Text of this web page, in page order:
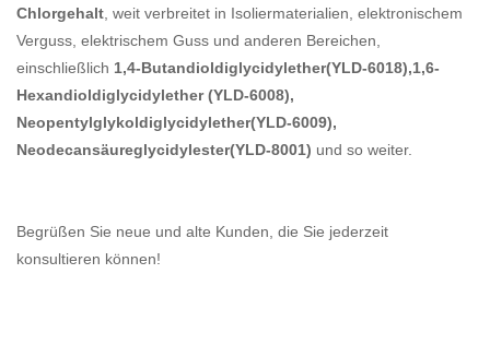
Chlorgehalt , weit verbreitet in Isoliermaterialien, elektronischem
Verguss, elektrischem Guss und anderen Bereichen,
einschließlich 1,4-Butandioldiglycidylether(YLD-6018),1,6-
Hexandioldiglycidylether(YLD-6008),
Neopentylglykoldiglycidylether(YLD-6009),
Neodecansäureglycidylester(YLD-8001) und so weiter.
Begrüßen Sie neue und alte Kunden, die Sie jederzeit
konsultieren können!